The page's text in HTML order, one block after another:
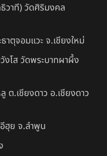
วาที) วัดศิริมงคล
ตุจอมแวะ จ.เชียงใหม่
งโส วัดพระบาทผาผึ้ง
ต.เชียงดาว อ.เชียงดาว
ฮุย จ.ลำพูน